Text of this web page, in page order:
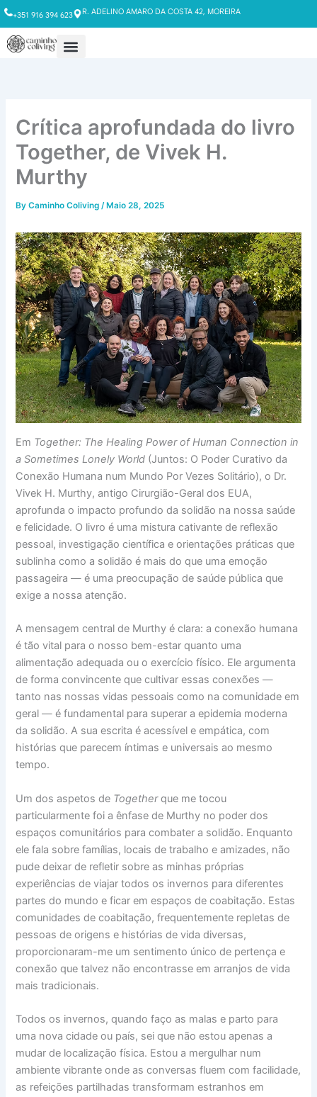
Skip
to
content
+351 916 394 623 R. ADELINO AMARO DA COSTA 42, MOREIRA
Crítica aprofundada do livro
Together, de Vivek H.
Murthy
ByCaminho Coliving/ Maio 28, 2025
Em Together: The Healing Power of Human Connection in
a Sometimes Lonely World (Juntos: O Poder Curativo da
Conexão Humana num Mundo Por Vezes Solitário), o Dr.
Vivek H. Murthy, antigo Cirurgião-Geral dos EUA,
aprofunda o impacto profundo da solidão na nossa saúde
e felicidade. O livro é uma mistura cativante de reflexão
pessoal, investigação científica e orientações práticas que
sublinha como a solidão é mais do que uma emoção
passageira — é uma preocupação de saúde pública que
exige a nossa atenção.
A mensagem central de Murthy é clara: a conexão humana
é tão vital para o nosso bem-estar quanto uma
alimentação adequada ou o exercício físico. Ele argumenta
de forma convincente que cultivar essas conexões —
tanto nas nossas vidas pessoais como na comunidade em
geral — é fundamental para superar a epidemia moderna
da solidão. A sua escrita é acessível e empática, com
histórias que parecem íntimas e universais ao mesmo
tempo.
Um dos aspetos de Togetherque me tocou
particularmente foi a ênfase de Murthy no poder dos
espaços comunitários para combater a solidão. Enquanto
ele fala sobre famílias, locais de trabalho e amizades, não
pude deixar de refletir sobre as minhas próprias
experiências de viajar todos os invernos para diferentes
partes do mundo e ficar em espaços de coabitação. Estas
comunidades de coabitação, frequentemente repletas de
pessoas de origens e histórias de vida diversas,
proporcionaram-me um sentimento único de pertença e
conexão que talvez não encontrasse em arranjos de vida
mais tradicionais.
Todos os invernos, quando faço as malas e parto para
uma nova cidade ou país, sei que não estou apenas a
mudar de localização física. Estou a mergulhar num
ambiente vibrante onde as conversas fluem com facilidade,
as refeições partilhadas transformam estranhos em